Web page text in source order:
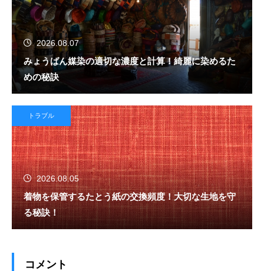
2026.08.07
みょうばん媒染の適切な濃度と計算！綺麗に染めるた
めの秘訣
トラブル
2026.08.05
着物を保管するたとう紙の交換頻度！大切な生地を守
る秘訣！
コメント